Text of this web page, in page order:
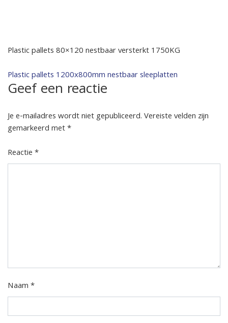
Plastic pallets 80×120 nestbaar versterkt 1750KG
Bericht
navigatie
Plastic pallets 1200x800mm nestbaar sleeplatten
Geef een reactie
Je e-mailadres wordt niet gepubliceerd.Vereiste velden zijn
gemarkeerd met*
Reactie*
Naam*